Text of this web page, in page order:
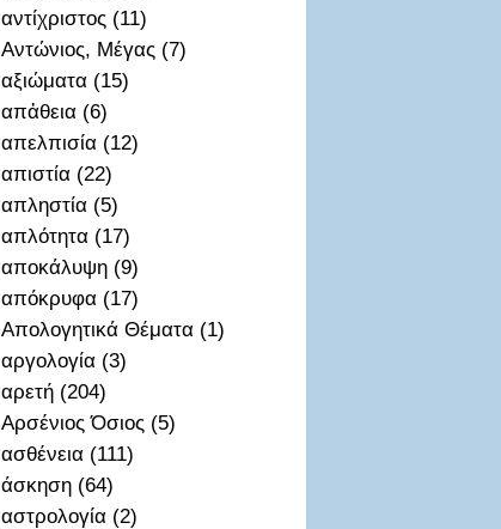
αντίχριστος (11)
Αντώνιος, Μέγας (7)
αξιώματα (15)
απἀθεια (6)
απελπισία (12)
απιστία (22)
απληστία (5)
απλότητα (17)
αποκάλυψη (9)
απόκρυφα (17)
Απολογητικά Θέματα (1)
αργολογία (3)
αρετή (204)
Αρσένιος Όσιος (5)
ασθένεια (111)
άσκηση (64)
αστρολογία (2)